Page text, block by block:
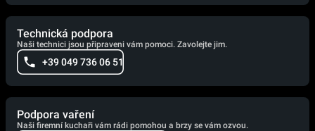
Technická podpora
Naši technici jsou připraveni vám pomoci. Zavolejte jim.
+39 049 736 06 51
Podpora vaření
Naši firemní kuchaři vám rádi pomohou a brzy se vám ozvou.